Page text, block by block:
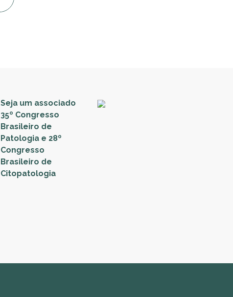
Seja um associado
35º Congresso
Brasileiro de
Patologia e 28º
Congresso
Brasileiro de
Citopatologia